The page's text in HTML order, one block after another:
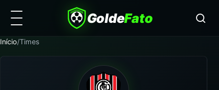
GoldeFato
Início/Times